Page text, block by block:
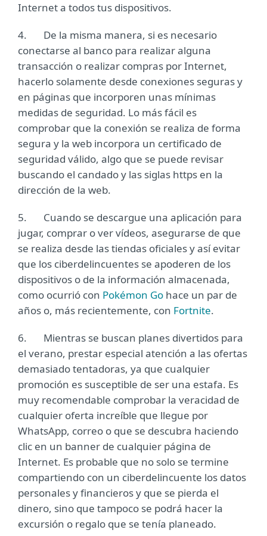
Internet a todos tus dispositivos.
4. De la misma manera, si es necesario
conectarse al banco para realizar alguna
transacción o realizar compras por Internet,
hacerlo solamente desde conexiones seguras y
en páginas que incorporen unas mínimas
medidas de seguridad. Lo más fácil es
comprobar que la conexión se realiza de forma
segura y la web incorpora un certificado de
seguridad válido, algo que se puede revisar
buscando el candado y las siglas https en la
dirección de la web.
5. Cuando se descargue una aplicación para
jugar, comprar o ver vídeos, asegurarse de que
se realiza desde las tiendas oficiales y así evitar
que los ciberdelincuentes se apoderen de los
dispositivos o de la información almacenada,
como ocurrió con Pokémon Go hace un par de
años o, más recientemente, con Fortnite.
6. Mientras se buscan planes divertidos para
el verano, prestar especial atención a las ofertas
demasiado tentadoras, ya que cualquier
promoción es susceptible de ser una estafa. Es
muy recomendable comprobar la veracidad de
cualquier oferta increíble que llegue por
WhatsApp, correo o que se descubra haciendo
clic en un banner de cualquier página de
Internet. Es probable que no solo se termine
compartiendo con un ciberdelincuente los datos
personales y financieros y que se pierda el
dinero, sino que tampoco se podrá hacer la
excursión o regalo que se tenía planeado.